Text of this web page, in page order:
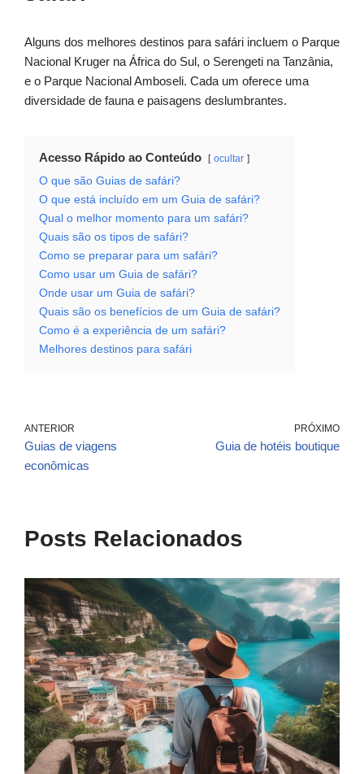
Alguns dos melhores destinos para safári incluem o Parque
Nacional Kruger na África do Sul, o Serengeti na Tanzânia,
e o Parque Nacional Amboseli. Cada um oferece uma
diversidade de fauna e paisagens deslumbrantes.
Acesso Rápido ao Conteúdo ocultar
O que são Guias de safári?
O que está incluído em um Guia de safári?
Qual o melhor momento para um safári?
Quais são os tipos de safári?
Como se preparar para um safári?
Como usar um Guia de safári?
Onde usar um Guia de safári?
Quais são os benefícios de um Guia de safári?
Como é a experiência de um safári?
Melhores destinos para safári
ANTERIOR
Guias de viagens
econômicas
PRÓXIMO
Guia de hotéis boutique
Posts Relacionados